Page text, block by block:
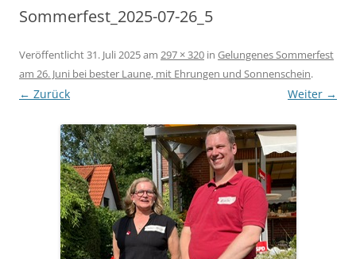
Sommerfest_2025-07-26_5
Veröffentlicht31. Juli 2025am 297 × 320 in Gelungenes Sommerfest
am 26. Juni bei bester Laune, mit Ehrungen und Sonnenschein.
← Zurück Weiter →